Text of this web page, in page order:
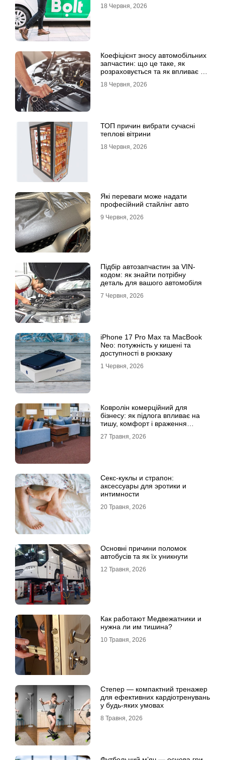
18 Червня, 2026
Коефіцієнт зносу автомобільних
запчастин: що це таке, як
розраховується та як впливає на
18 Червня, 2026
ТОП причин вибрати сучасні
теплові вітрини
18 Червня, 2026
Які переваги може надати
професійний стайлінг авто
9 Червня, 2026
Підбір автозапчастин за VIN-
кодом: як знайти потрібну
деталь для вашого автомобіля
7 Червня, 2026
iPhone 17 Pro Max та MacBook
Neo: потужність у кишені та
доступності в рюкзаку
1 Червня, 2026
Ковролін комерційний для
бізнесу: як підлога впливає на
тишу, комфорт і враження
27 Травня, 2026
Секс-куклы и страпон:
аксессуары для эротики и
интимности
20 Травня, 2026
Основні причини поломок
автобусів та як їх уникнути
12 Травня, 2026
Как работают Медвежатники и
нужна ли им тишина?
10 Травня, 2026
Степер — компактний тренажер
для ефективних кардіотренувань
у будь-яких умовах
8 Травня, 2026